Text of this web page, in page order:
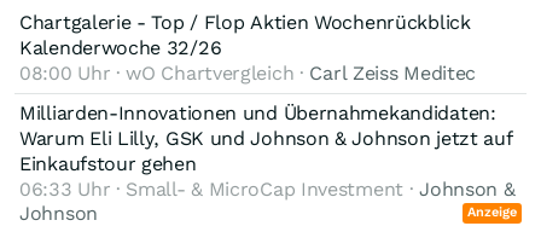
Chartgalerie - Top / Flop Aktien Wochenrückblick
Kalenderwoche 32/26
08:00 Uhr · wO Chartvergleich · Carl Zeiss Meditec
Milliarden-Innovationen und Übernahmekandidaten:
Warum Eli Lilly, GSK und Johnson & Johnson jetzt auf
Einkaufstour gehen
06:33 Uhr · Small- & MicroCap Investment ·Johnson &
Johnson
Anzeige